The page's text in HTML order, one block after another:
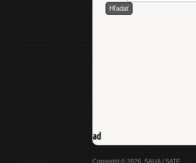
ad
Copyright © 2026, SAUA / SATE